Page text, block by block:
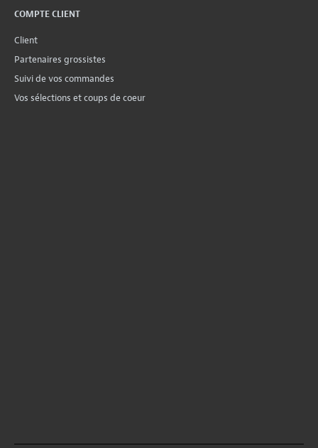
COMPTE CLIENT
Client
Partenaires grossistes
Suivi de vos commandes
Vos sélections et coups de coeur